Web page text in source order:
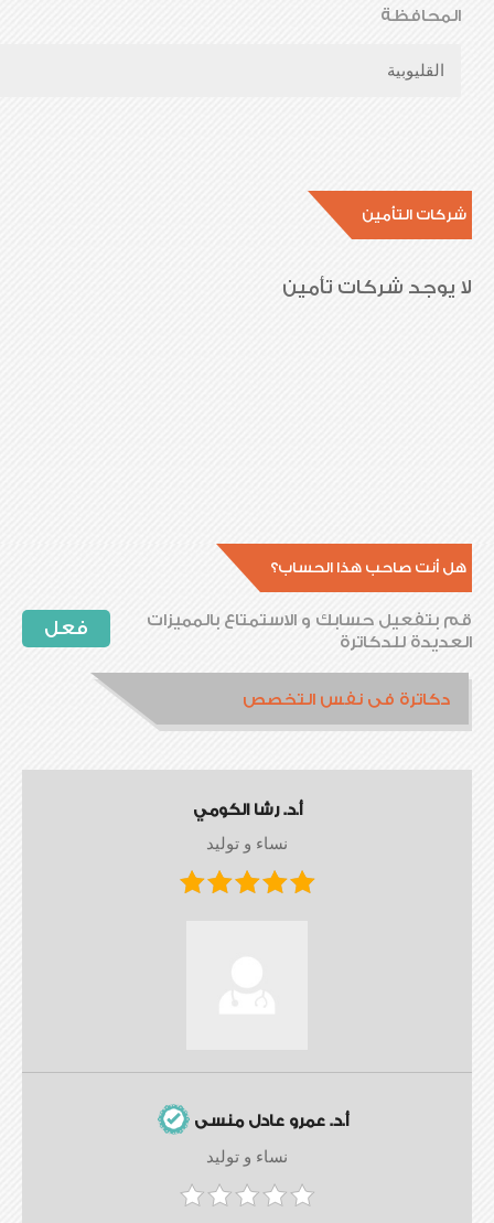
المحافظة
القليوبية
شركات التأمين
لا يوجد شركات تأمين
هل أنت صاحب هذا الحساب؟
فعل
قم بتفعيل حسابك و الاستمتاع بالمميزات
العديدة للدكاترة
دكاترة فى نفس التخصص
أ.د. رشا الكومي
نساء و توليد
أ.د. عمرو عادل منسى
نساء و توليد